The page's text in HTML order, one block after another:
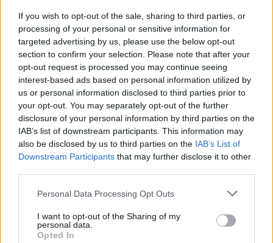
If you wish to opt-out of the sale, sharing to third parties, or
processing of your personal or sensitive information for
targeted advertising by us, please use the below opt-out
section to confirm your selection. Please note that after your
opt-out request is processed you may continue seeing
interest-based ads based on personal information utilized by
us or personal information disclosed to third parties prior to
your opt-out. You may separately opt-out of the further
disclosure of your personal information by third parties on the
IAB’s list of downstream participants. This information may
also be disclosed by us to third parties on the IAB’s List of
Downstream Participants that may further disclose it to other
Personal Data Processing Opt Outs
I want to opt-out of the Sharing of my
personal data.
Opted In